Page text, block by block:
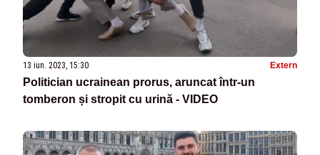
13 iun. 2023, 15:30 Extern
Politician ucrainean prorus, aruncat într-un
tomberon și stropit cu urină - VIDEO